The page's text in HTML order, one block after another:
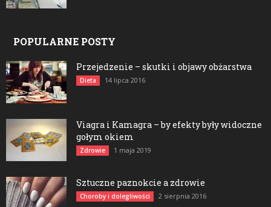
POPULARNE POSTY
Przejedzenie – skutki i objawy obżarstwa
Dieta 14 lipca 2016
Viagra i Kamagra – by efekty były widoczne
gołym okiem
Zdrowie 1 maja 2019
Sztuczne paznokcie a zdrowie
Choroby i dolegliwości 2 sierpnia 2016